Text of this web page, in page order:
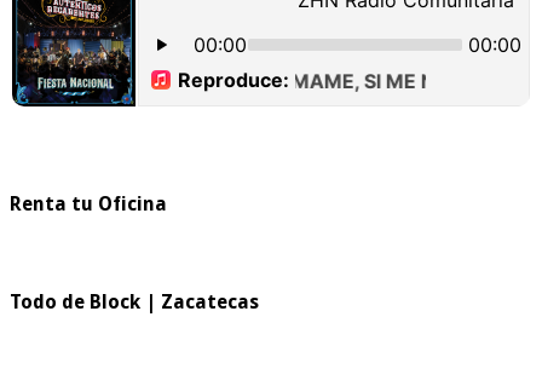
Renta tu Oficina
Todo de Block | Zacatecas